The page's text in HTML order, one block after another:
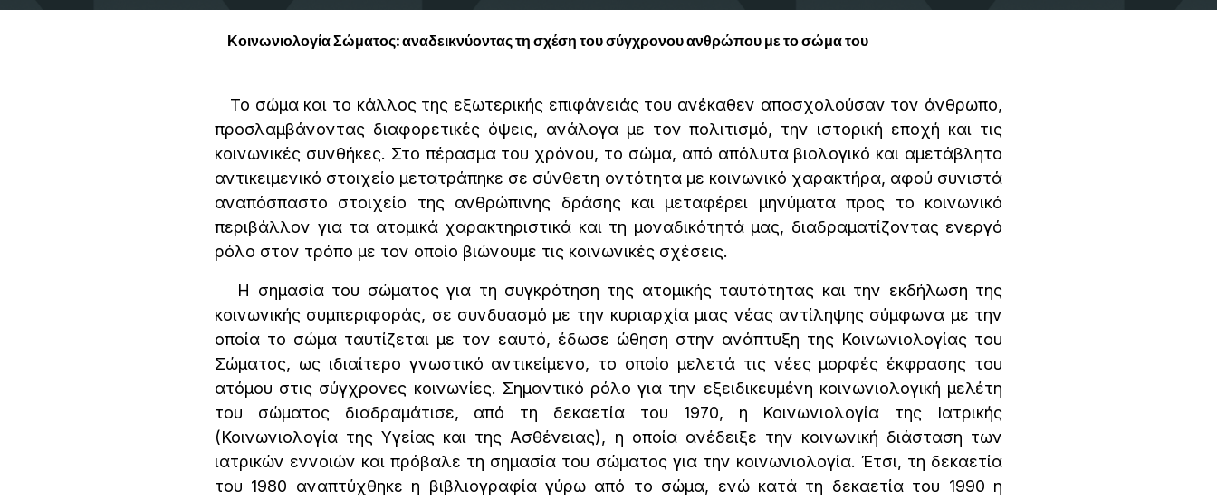
Κοινωνιολογία Σώματος: αναδεικνύοντας τη σχέση του σύγχρονου ανθρώπου με το σώμα του
Το σώμα και το κάλλος της εξωτερικής επιφάνειάς του ανέκαθεν απασχολούσαν τον άνθρωπο,
προσλαμβάνοντας διαφορετικές όψεις, ανάλογα με τον πολιτισμό, την ιστορική εποχή και τις
κοινωνικές συνθήκες. Στο πέρασμα του χρόνου, το σώμα, από απόλυτα βιολογικό και αμετάβλητο
αντικειμενικό στοιχείο μετατράπηκε σε σύνθετη οντότητα με κοινωνικό χαρακτήρα, αφού συνιστά
αναπόσπαστο στοιχείο της ανθρώπινης δράσης και μεταφέρει μηνύματα προς το κοινωνικό
περιβάλλον για τα ατομικά χαρακτηριστικά και τη μοναδικότητά μας, διαδραματίζοντας ενεργό
ρόλο στον τρόπο με τον οποίο βιώνουμε τις κοινωνικές σχέσεις.
Η σημασία του σώματος για τη συγκρότηση της ατομικής ταυτότητας και την εκδήλωση της
κοινωνικής συμπεριφοράς, σε συνδυασμό με την κυριαρχία μιας νέας αντίληψης σύμφωνα με την
οποία το σώμα ταυτίζεται με τον εαυτό, έδωσε ώθηση στην ανάπτυξη της Κοινωνιολογίας του
Σώματος, ως ιδιαίτερο γνωστικό αντικείμενο, το οποίο μελετά τις νέες μορφές έκφρασης του
ατόμου στις σύγχρονες κοινωνίες. Σημαντικό ρόλο για την εξειδικευμένη κοινωνιολογική μελέτη
του σώματος διαδραμάτισε, από τη δεκαετία του 1970, η Κοινωνιολογία της Ιατρικής
(Κοινωνιολογία της Υγείας και της Ασθένειας), η οποία ανέδειξε την κοινωνική διάσταση των
ιατρικών εννοιών και πρόβαλε τη σημασία του σώματος για την κοινωνιολογία. Έτσι, τη δεκαετία
του 1980 αναπτύχθηκε η βιβλιογραφία γύρω από το σώμα, ενώ κατά τη δεκαετία του 1990 η